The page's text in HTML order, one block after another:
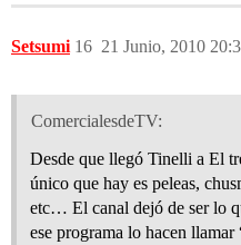
Setsumi 21 Junio, 2010
16
ComercialesdeTV:
Desde que llegó Tinelli a El
único que hay es peleas,
etc… El canal dejó de ser lo
ese programa lo hacen llamar